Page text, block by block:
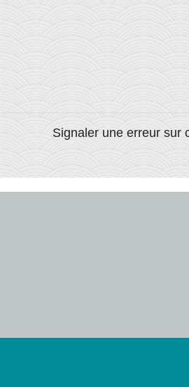
Signaler une erreur sur